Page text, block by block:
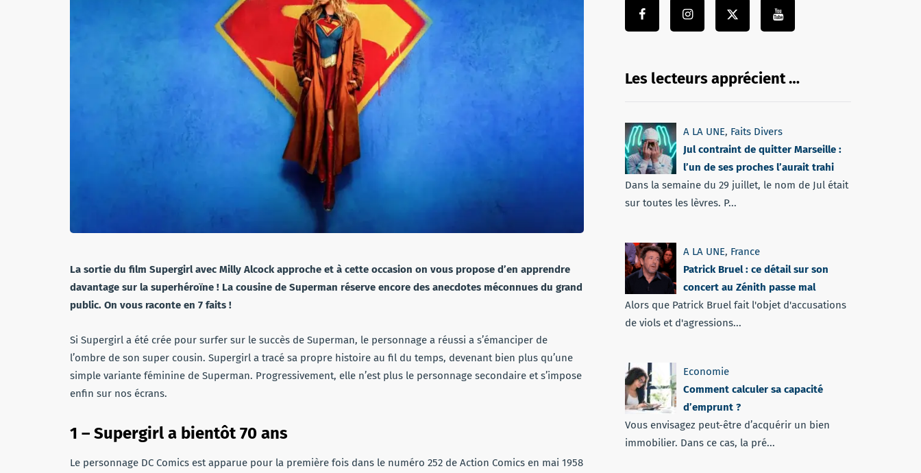
La sortie du film Supergirl avec Milly Alcock approche et à cette occasion on vous propose d’en apprendre
davantage sur la superhéroïne ! La cousine de Superman réserve encore des anecdotes méconnues du grand
public. On vous raconte en 7 faits !
Si Supergirl a été crée pour surfer sur le succès de Superman, le personnage a réussi a s’émanciper de
l’ombre de son super cousin. Supergirl a tracé sa propre histoire au fil du temps, devenant bien plus qu’une
simple variante féminine de Superman. Progressivement, elle n’est plus le personnage secondaire et s’impose
enfin sur nos écrans.
1 – Supergirl a bientôt 70 ans
Le personnage DC Comics est apparue pour la première fois dans le numéro 252 de Action Comics en mai 1958
Les lecteurs apprécient …
A LA UNE, Faits Divers
Jul contraint de quitter Marseille :
l’un de ses proches l’aurait trahi
Dans la semaine du 29 juillet, le nom de Jul était
sur toutes les lèvres. P...
A LA UNE, France
Patrick Bruel : ce détail sur son
concert au Zénith passe mal
Alors que Patrick Bruel fait l'objet d'accusations
de viols et d'agressions...
Economie
Comment calculer sa capacité
d’emprunt ?
Vous envisagez peut-être d’acquérir un bien
immobilier. Dans ce cas, la pré...